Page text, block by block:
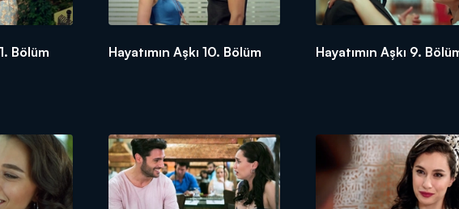
Bölüm Hayatımın Aşkı 10. Bölüm Hayatımın Aşkı 9.